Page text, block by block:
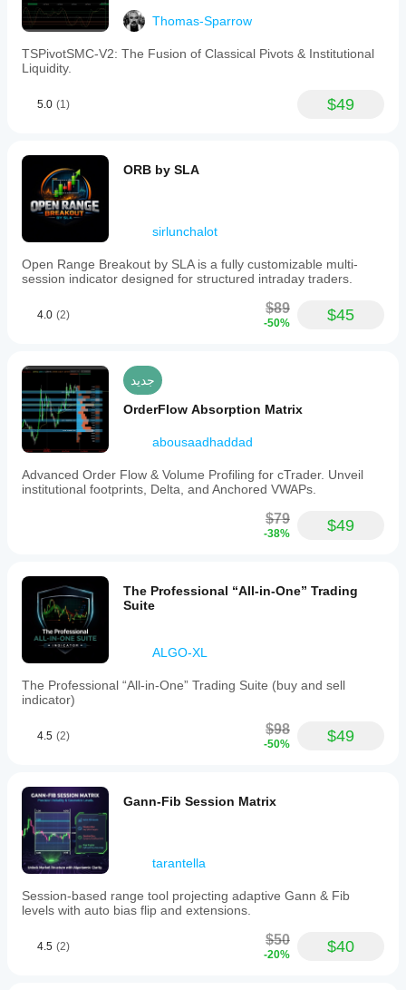
Thomas-Sparrow
TSPivotSMC-V2: The Fusion of Classical Pivots & Institutional
Liquidity.
5.0 (1) $49
ORB by SLA
sirlunchalot
Open Range Breakout by SLA is a fully customizable multi-
session indicator designed for structured intraday traders.
4.0 (2) $89
-50% $45
جديد
OrderFlow Absorption Matrix
abousaadhaddad
Advanced Order Flow & Volume Profiling for cTrader. Unveil
institutional footprints, Delta, and Anchored VWAPs.
$79
-38% $49
The Professional “All-in-One” Trading
Suite
ALGO-XL
The Professional “All-in-One” Trading Suite (buy and sell
indicator)
4.5 (2) $98
-50% $49
Gann-Fib Session Matrix
tarantella
Session-based range tool projecting adaptive Gann & Fib
levels with auto bias flip and extensions.
4.5 (2) $50
-20% $40